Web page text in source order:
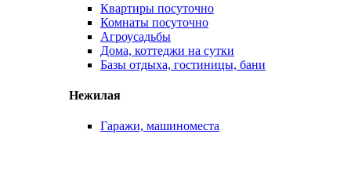
Квартиры посуточно
Комнаты посуточно
Агроусадьбы
Дома, коттеджи на сутки
Базы отдыха, гостиницы, бани
Нежилая
Гаражи, машиноместа